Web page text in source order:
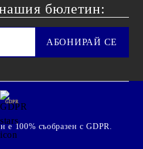
бюлетин:
GDPR
е 100% съобразен с GDPR.